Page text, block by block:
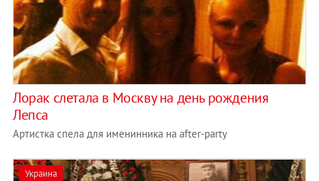
Лорак слетала в Москву на день рождения
Лепса
Артистка спела для именинника на after-party
Украина